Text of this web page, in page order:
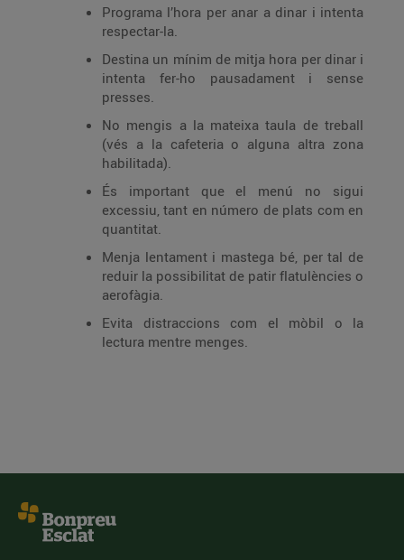
Programa l’hora per anar a dinar i intenta
respectar-la.
Destina un mínim de mitja hora per dinar i
intenta fer-ho pausadament i sense
presses.
No mengis a la mateixa taula de treball
(vés a la cafeteria o alguna altra zona
habilitada).
És important que el menú no sigui
excessiu, tant en número de plats com en
quantitat.
Menja lentament i mastega bé, per tal de
reduir la possibilitat de patir flatulències o
aerofàgia.
Evita distraccions com el mòbil o la
lectura mentre menges.